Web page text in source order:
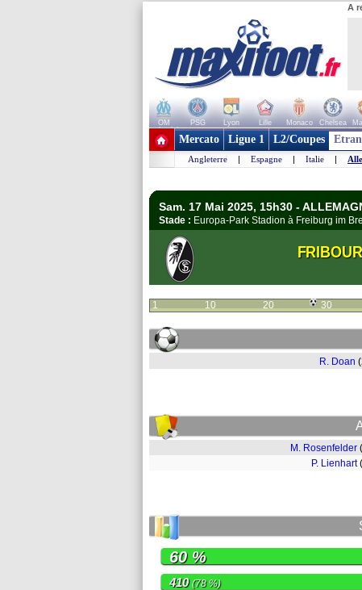
A
OM PSG Lyon Lille Monaco Chelsea
+ de clubs
Mercato Ligue 1 L2/Coupes
Angleterre | Espagne | Italie |
Sam. 17 Mai 2025, 15h30 -
Stade : Europa-Park Stadion à Freiburg im
1 10 20 30
R. Doan
M. Rosenfelder
P. Lienhart
60 %
410(78 %)